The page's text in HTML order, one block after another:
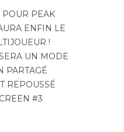
PEAK
ENFIN LE
!
UN MODE
PARTAGÉ
REPOUSSÉ
#3